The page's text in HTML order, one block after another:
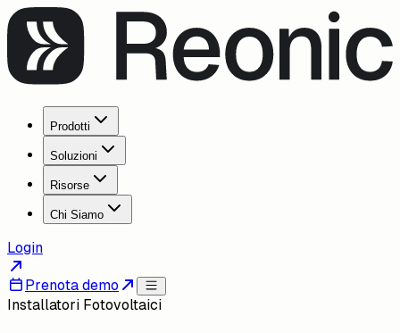
Prodotti
Soluzioni
Risorse
Chi Siamo
Login
Prenota demo
Installatori Fotovoltaici